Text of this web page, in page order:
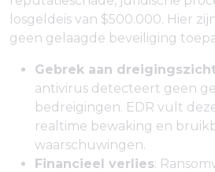
losgeldeis van $500.000. Hier
geen gelaagde beveiliging
Gebrek aan
antivirus detecteert geen
bedreigingen. EDR vult
realtime bewaking en
waarschuwingen.
Financieel verlies: